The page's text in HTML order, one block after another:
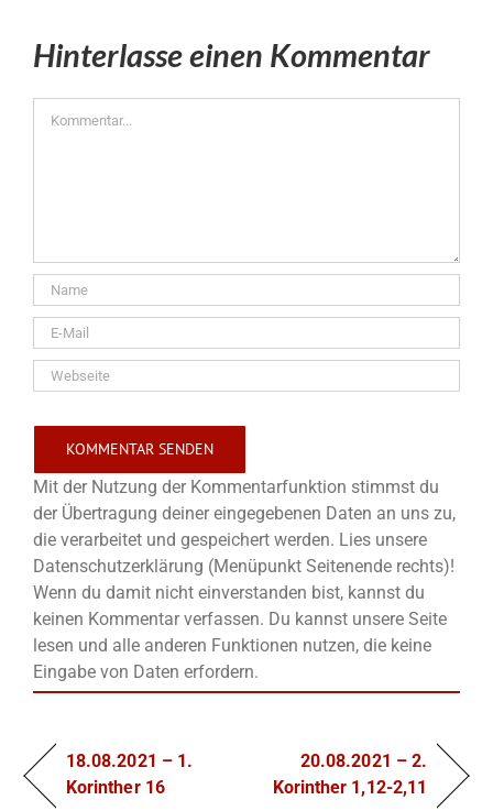
Hinterlasse einen Kommentar
Mit der Nutzung der Kommentarfunktion stimmst du
der Übertragung deiner eingegebenen Daten an uns zu,
die verarbeitet und gespeichert werden. Lies unsere
Datenschutzerklärung (Menüpunkt Seitenende rechts)!
Wenn du damit nicht einverstanden bist, kannst du
keinen Kommentar verfassen. Du kannst unsere Seite
lesen und alle anderen Funktionen nutzen, die keine
Eingabe von Daten erfordern.
18.08.2021 – 1.
Korinther 16
20.08.2021 – 2.
Korinther 1,12-2,11